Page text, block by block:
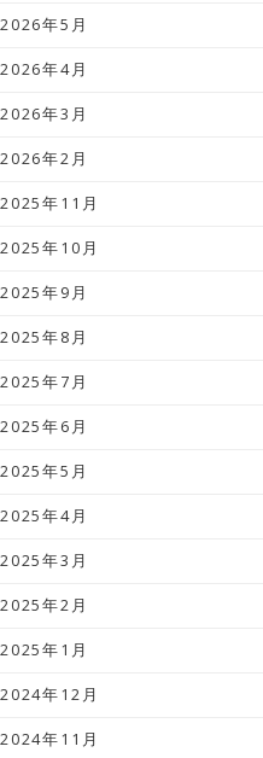
2026年5月
2026年4月
2026年3月
2026年2月
2025年11月
2025年10月
2025年9月
2025年8月
2025年7月
2025年6月
2025年5月
2025年4月
2025年3月
2025年2月
2025年1月
2024年12月
2024年11月